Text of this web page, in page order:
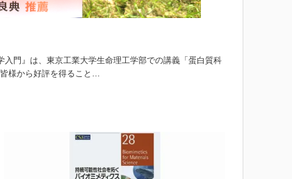
門』は、東京工業大学生命理工学部での講義「蛋白質科
様から好評を得ること…